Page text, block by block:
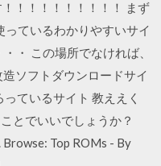
！！！！！！！！！ まず
っているわかりやすいサイ
・ この場所でなければ、
ソフトダウンロードサイ
ているサイト 教ええく
とでいいでしょうか？
Top ROMs - By